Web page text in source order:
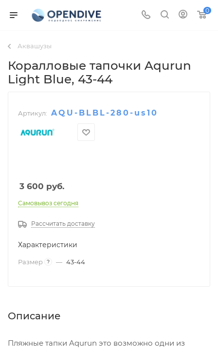
0
Аквашузы
Коралловые тапочки Aqurun
Light Blue, 43-44
Артикул: AQU-BLBL-280-us10
3 600 руб.
Самовывоз сегодня
Рассчитать доставку
Характеристики
Размер ? — 43-44
Описание
Пляжные тапки Aqurun это возможно одни из